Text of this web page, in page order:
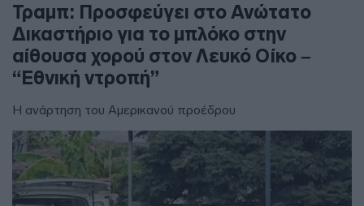
Τραμπ: Προσφεύγει στο Ανώτατο
Δικαστήριο για το μπλόκο στην
αίθουσα χορού στον Λευκό Οίκο –
“Εθνική ντροπή”
Η ανάρτηση του Αμερικανού προέδρου